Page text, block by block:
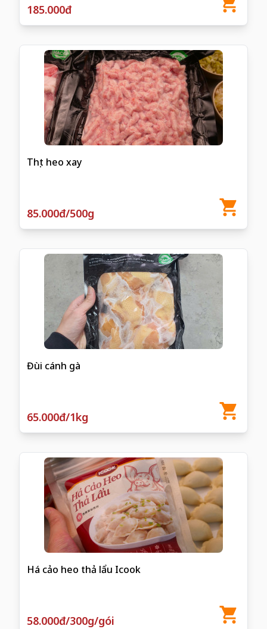
185.000đ
Thịt heo xay
85.000đ/500g
Đùi cánh gà
65.000đ/1kg
Há cảo heo thả lẩu Icook
58.000đ/300g/gói